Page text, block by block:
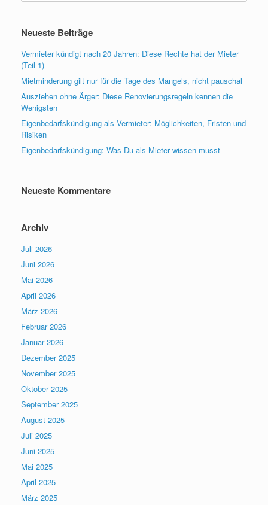
Neueste Beiträge
Vermieter kündigt nach 20 Jahren: Diese Rechte hat der Mieter
(Teil 1)
Mietminderung gilt nur für die Tage des Mangels, nicht pauschal
Ausziehen ohne Ärger: Diese Renovierungsregeln kennen die
Wenigsten
Eigenbedarfskündigung als Vermieter: Möglichkeiten, Fristen und
Risiken
Eigenbedarfskündigung: Was Du als Mieter wissen musst
Neueste Kommentare
Archiv
Juli 2026
Juni 2026
Mai 2026
April 2026
März 2026
Februar 2026
Januar 2026
Dezember 2025
November 2025
Oktober 2025
September 2025
August 2025
Juli 2025
Juni 2025
Mai 2025
April 2025
März 2025